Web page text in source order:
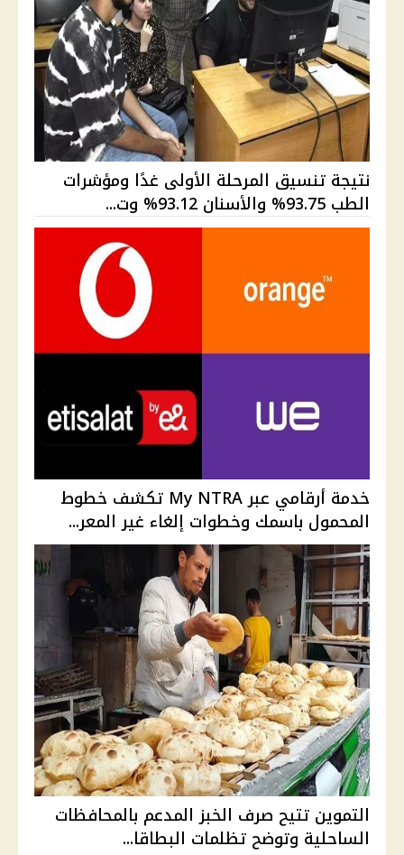
نتيجة تنسيق المرحلة الأولى غدًا ومؤشرات
الطب 93.75% والأسنان 93.12% وت...
خدمة أرقامي عبر My NTRA تكشف خطوط
المحمول باسمك وخطوات إلغاء غير المعر...
التموين تتيح صرف الخبز المدعم بالمحافظات
الساحلية وتوضح تظلمات البطاقا...